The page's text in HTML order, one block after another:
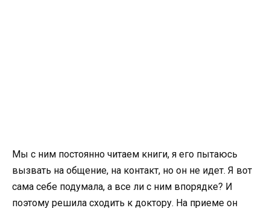
Мы с ним постоянно читаем книги, я его пытаюсь
вызвать на общение, на контакт, но он не идет. Я вот
сама себе подумала, а все ли с ним впорядке? И
поэтому решила сходить к доктору. На приеме он